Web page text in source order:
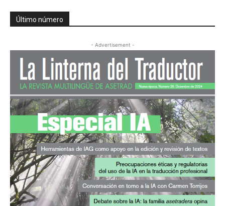
Último número
- Advertisement -